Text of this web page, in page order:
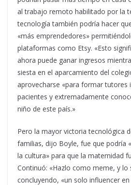
al trabajo remoto habilitado por la
tecnología también podría hacer
«más emprendedores»
plataformas como Etsy. «Esto
ahora puede ganar ingresos
siesta en el aparcamiento del
aprovecharse «para formar tutores
pacientes y extremadamente
niño de este país.»
Pero la mayor victoria tecnológica
familias, dijo Boyle, fue que podría
la cultura» para que la maternidad
Continuó: «Hazlo como meme, y lo
concluyendo, «un solo influencer